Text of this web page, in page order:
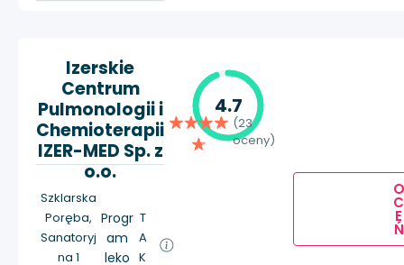
Izerskie
Centrum
Pulmonologii i
Chemioterapii
IZER-MED Sp. z
o.o.
Szklarska
Poręba,
Sanatoryj
na 1
Progr
am
leko
T
A
K
4.7
(23
oceny)
O
C
E
Ń